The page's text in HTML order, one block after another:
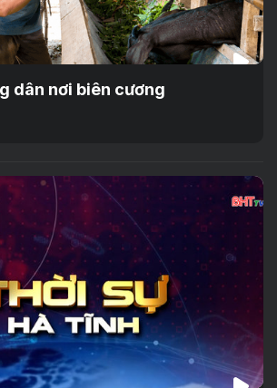
dân nơi biên cương